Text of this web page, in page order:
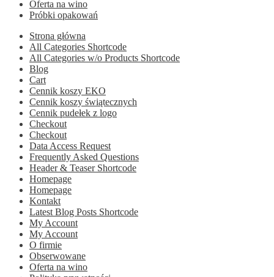
Oferta na wino
Próbki opakowań
Strona główna
All Categories Shortcode
All Categories w/o Products Shortcode
Blog
Cart
Cennik koszy EKO
Cennik koszy świątecznych
Cennik pudełek z logo
Checkout
Checkout
Data Access Request
Frequently Asked Questions
Header & Teaser Shortcode
Homepage
Homepage
Kontakt
Latest Blog Posts Shortcode
My Account
My Account
O firmie
Obserwowane
Oferta na wino